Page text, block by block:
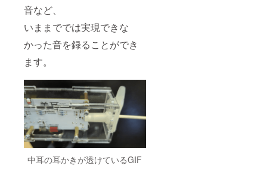
音など、
いままででは実現できな
かった音を録ることができ
ます。
中耳の耳かきが透けているGIF